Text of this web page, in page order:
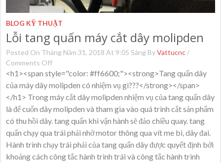
BLOG KỸ THUẬT
Lỗi tang quấn máy cắt dây molipden
Posted On Tháng Năm 31, 2018 At 9:05 Sáng ByVattucnc /
Comments Off
Lỗi
Tang
Quấn
Máy
Cắt
Molipden
<h1><span style="color: #ff6600;"><strong>Tang quấn dây
của máy dây molipden có nhiệm vụ gì???</strong></span>
</h1> Trong máy cắt dây molipden nhiệm vụ của tang quấn dây
là để cuốn dây molipden và tham gia vào quá trình cắt sản phẩm
có thu hồi dây. tang quấn khi vận hành sẽ đảo chiều quay. tang
quấn chạy qua trái phải nhờ motor thông qua vít me bi, dây đai.
Hành trình chạy trái phải của tang quấn dây được quyết định bởi
khoảng cách công tắc hành trình trái và công tắc hành trình